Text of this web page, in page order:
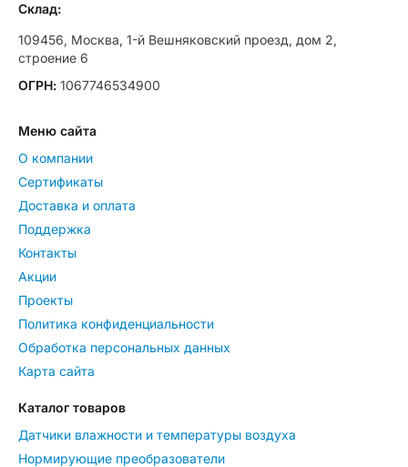
Склад:
109456, Москва, 1-й Вешняковский проезд, дом 2,
строение 6
ОГРН: 1067746534900
Меню сайта
О компании
Сертификаты
Доставка и оплата
Поддержка
Контакты
Акции
Проекты
Политика конфиденциальности
Обработка персональных данных
Карта сайта
Каталог товаров
Датчики влажности и температуры воздуха
Нормирующие преобразователи